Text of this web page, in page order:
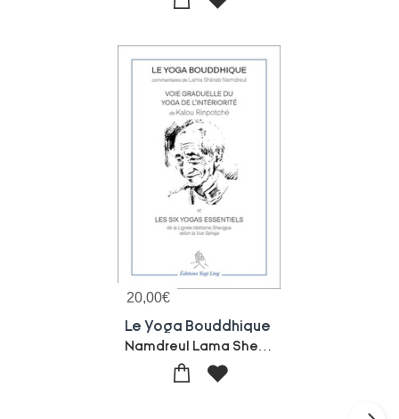
20,00€
Le Yoga Bouddhique